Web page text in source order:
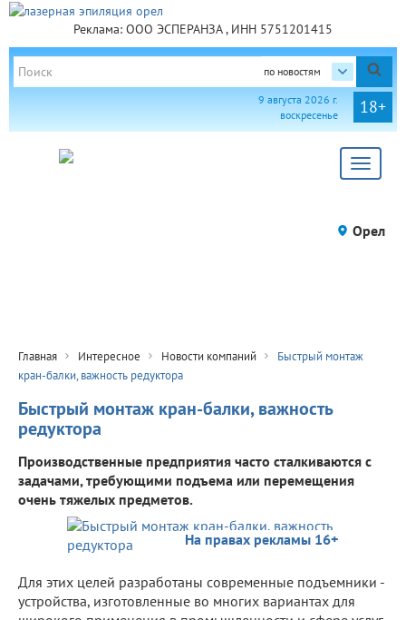
Реклама: ООО ЭСПЕРАНЗА , ИНН 5751201415
по новостям
18+
9 августа 2026 г.
воскресенье
Toggle
Орел
Главная Интересное Новости компаний
Быстрый монтаж
кран-балки, важность редуктора
Быстрый монтаж кран-балки, важность
редуктора
Производственные предприятия часто сталкиваются с
задачами, требующими подъема или перемещения
очень тяжелых предметов.
На правах рекламы 16+
Для этих целей разработаны современные подъемники -
устройства, изготовленные во многих вариантах для